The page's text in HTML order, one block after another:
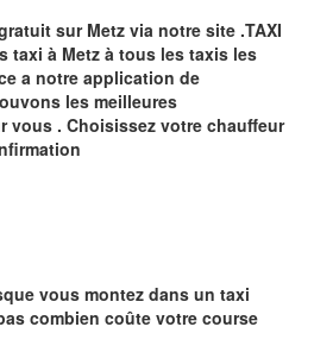
sur Metz via notre site .TAXI
taxi à Metz à tous les taxis les
a notre application de
les meilleures
vous . Choisissez votre chauffeur
vous montez dans un taxi
combien coûte votre course